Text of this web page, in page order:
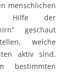
menschlichen
Hilfe der
geschaut
welche
aktiv sind.
bestimmten